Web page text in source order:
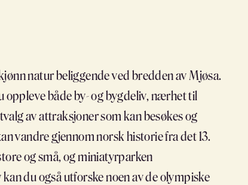
natur beliggende ved bredden av Mjøsa.
oppleve både by- og bygdeliv, nærhet til
av attraksjoner som kan besøkes og
vandre gjennom norsk historie fra det 13.
og små, og miniatyrparken
du også utforske noen av de olympiske